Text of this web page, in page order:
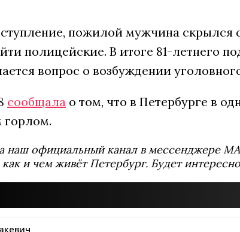
пожилой мужчина скрылся
полицейские. В итоге 81-летнего
вопрос о возбуждении
сообщала о том, что в Петербурге в
горлом.
наш официальный канал в мессенджере
и чем живёт Петербург. Будет